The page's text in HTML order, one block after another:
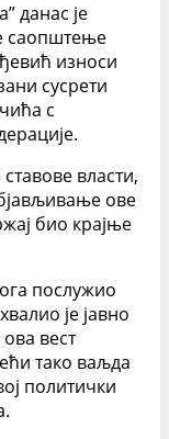
данас је
саопштење
износи
сусрети
с
власти,
ове
био крајње
послужио
је јавно
вест
тако ваљда
политички